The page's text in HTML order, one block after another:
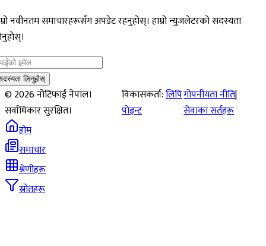
नवीनतम समाचारहरूसँग अपडेट रहनुहोस्। हाम्रो न्युजलेटरको सदस्यता
लिनुहोस्
©2026नोटिफाई नेपाल।
सर्वाधिकार सुरक्षित।
विकासकर्ता:लिपि
पोइन्ट
गोपनीयता नीति|
सेवाका सर्तहरू
होम
समाचार
श्रेणीहरू
स्रोतहरू